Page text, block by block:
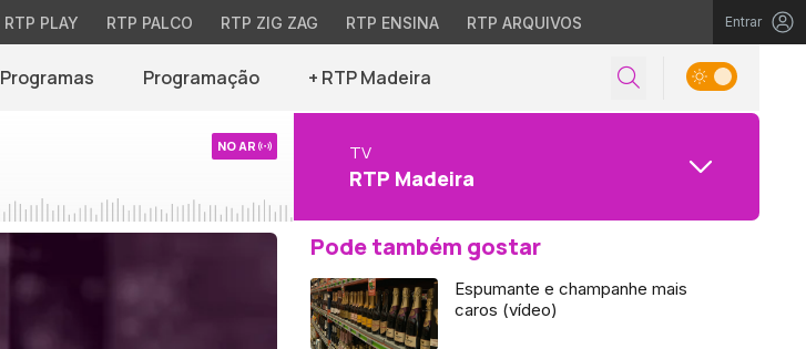
RTP PLAY RTP PALCO RTP ZIG ZAG RTP ENSINA RTP ARQUIVOS Entrar
Programas Programação + RTP Madeira
NO AR TV
RTP Madeira
Pode também gostar
Espumante e champanhe mais
caros (vídeo)